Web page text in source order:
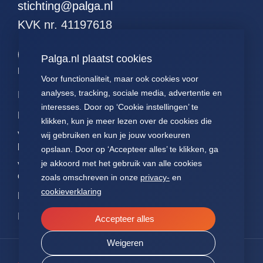
Palga.nl plaatst cookies
Voor functionaliteit, maar ook cookies voor
analyses, tracking, sociale media, advertentie en
interesses. Door op ‘Cookie instellingen’ te
klikken, kun je meer lezen over de cookies die
wij gebruiken en kun je jouw voorkeuren
opslaan. Door op ‘Accepteer alles’ te klikken, ga
je akkoord met het gebruik van alle cookies
zoals omschreven in onze privacy- en
cookieverklaring
Weigeren
Accepteer alles
curettages en
54. alle resecties
(zonder curettages
maar met kleinere
excisies)
55. alle resecties
(zonder curettages of
kleinere excisies)
56. alle wormen
58. alle
hormoonpreparaten
endocrienen
stichting@palga.nl
KVK nr. 41197618
Palga links
Impact
Data
Voor
pathologen
Voor
onderzoekers
NEN7510
ISO27001
Contact
Over ons
FAQ
Nieuws
Presentaties
Voor patiënten
Jaarverslagen
Statuten Palga